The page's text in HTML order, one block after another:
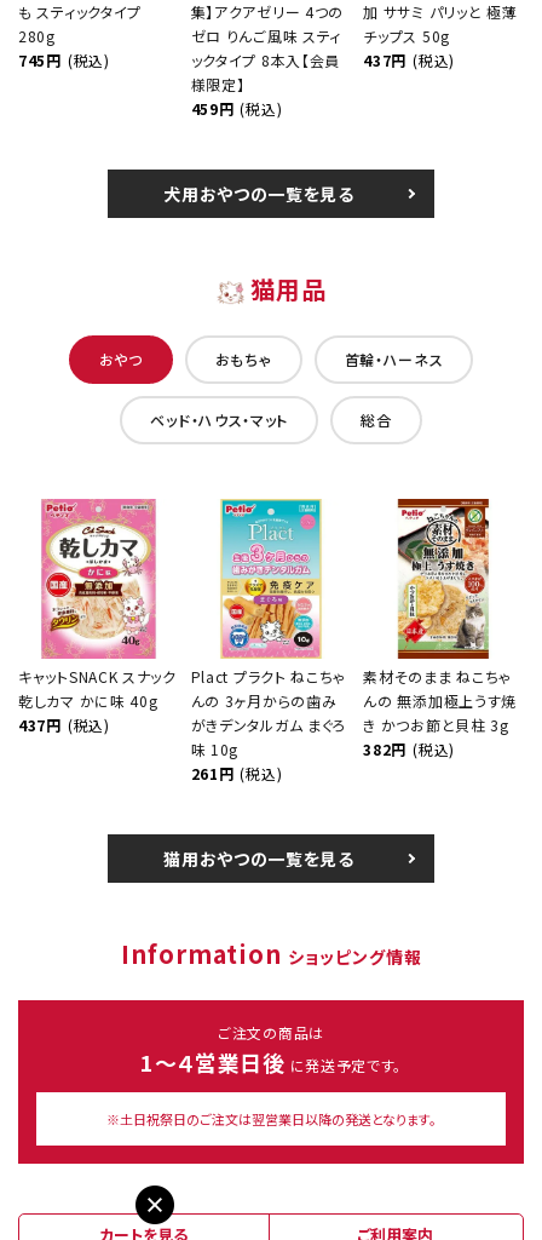
も スティックタイプ
280g
745円 (税込)
集】アクアゼリー 4つの
ゼロ りんご風味 スティ
ックタイプ 8本入【会員
様限定】
459円 (税込)
加 ササミ パリッと 極薄
チップス 50g
437円 (税込)
犬用おやつの一覧を見る
猫用品
おやつ おもちゃ 首輪・ハーネス
ベッド・ハウス・マット 総合
キャットSNACK スナック
乾しカマ かに味 40g
437円 (税込)
Plact プラクト ねこちゃ
んの 3ヶ月からの歯み
がきデンタルガム まぐろ
味 10g
261円 (税込)
素材そのまま ねこちゃ
んの 無添加極上うす焼
き かつお節と貝柱 3g
382円 (税込)
猫用おやつの一覧を見る
Information ショッピング情報
ご注文の商品は
1～４営業日後 に発送予定です。
※土日祝祭日のご注文は翌営業日以降の発送となります。
カートを見る ご利用案内